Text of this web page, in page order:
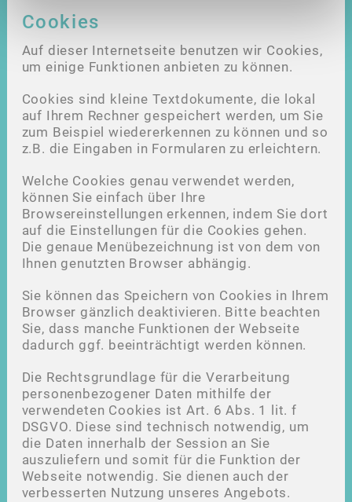
Cookies
Auf dieser Internetseite benutzen wir Cookies,
um einige Funktionen anbieten zu können.
Cookies sind kleine Textdokumente, die lokal
auf Ihrem Rechner gespeichert werden, um Sie
zum Beispiel wiedererkennen zu können und so
z.B. die Eingaben in Formularen zu erleichtern.
Welche Cookies genau verwendet werden,
können Sie einfach über Ihre
Browsereinstellungen erkennen, indem Sie dort
auf die Einstellungen für die Cookies gehen.
Die genaue Menübezeichnung ist von dem von
Ihnen genutzten Browser abhängig.
Sie können das Speichern von Cookies in Ihrem
Browser gänzlich deaktivieren. Bitte beachten
Sie, dass manche Funktionen der Webseite
dadurch ggf. beeinträchtigt werden können.
Die Rechtsgrundlage für die Verarbeitung
personenbezogener Daten mithilfe der
verwendeten Cookies ist Art. 6 Abs. 1 lit. f
DSGVO. Diese sind technisch notwendig, um
die Daten innerhalb der Session an Sie
auszuliefern und somit für die Funktion der
Webseite notwendig. Sie dienen auch der
verbesserten Nutzung unseres Angebots.